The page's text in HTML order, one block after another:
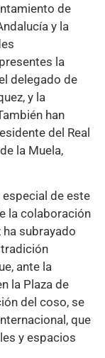
de
y la
la
delegado de
y la
han
del Real
la Muela,
de este
la colaboración
subrayado
ante la
la Plaza de
del coso, se
que
y espacios